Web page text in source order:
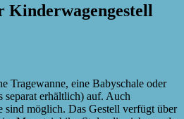
Kinderwagengestell
Tragewanne, eine Babyschale oder
erhältlich) auf. Auch
sind möglich. Das Gestell verfügt über